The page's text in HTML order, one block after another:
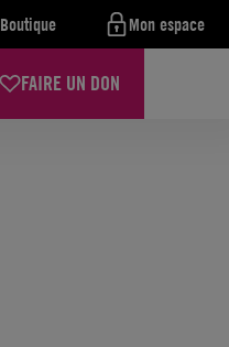
Boutique Mon espace
FAIRE UN DON